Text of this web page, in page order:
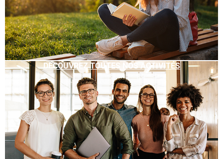
DÉCOUVREZ TOUTES NOS ACTIVITÉS